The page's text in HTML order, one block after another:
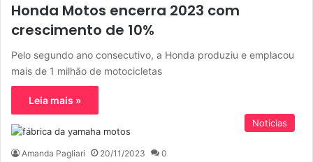
Honda Motos encerra 2023 com
crescimento de 10%
Pelo segundo ano consecutivo, a Honda produziu e emplacou
mais de 1 milhão de motocicletas
Leia mais »
Noticias
Amanda Pagliari 20/11/2023 0